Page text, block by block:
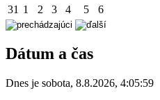
31 1 2 3 4 5 6
Dátum a čas
Dnes je sobota, 8.8.2026, 4:05:59